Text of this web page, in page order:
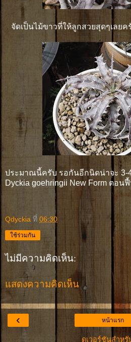
จัดเป็นไม้ขาวที่ให้ลูกสวยสุดๆเลยค
ประมาณนี้ครับ รอกันอีกนิดน่าจะ 3-4
Dyckia goehringii New Form ตอน
Qdyckia ที่ 06:30
ใช้ร่วมกัน
ไม่มีความคิดเห็น:
แสดงความคิดเห็น
‹ หน้าแรก
ดูเวอร์ชันสำหรั